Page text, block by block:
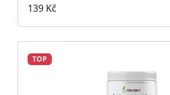
139 Kč
TOP